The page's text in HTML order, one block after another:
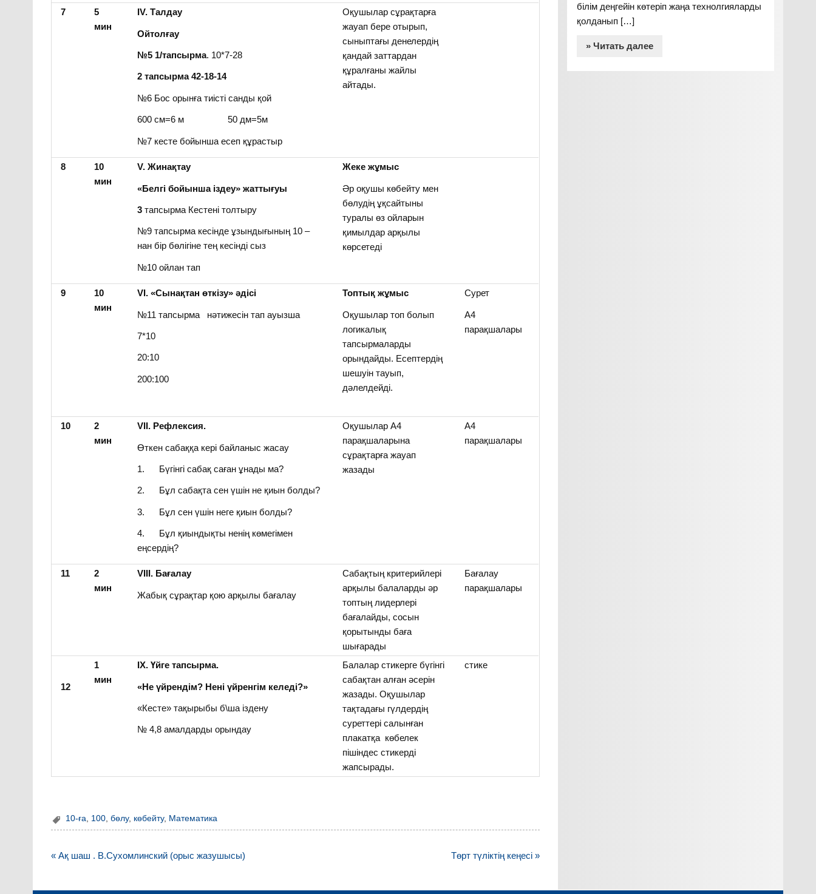
7
5
мин
IV. Талдау
Ойтолғау
№5 1/тапсырма. 10*7-28
2 тапсырма 42-18-14
№6 Бос орынға тиісті санды қой
600 см=6 м 50 дм=5м
№7 кесте бойынша есеп құрастыр
Оқушылар сұрақтарға
жауап бере отырып,
сыныптағы денелердің
қандай заттардан
құралғаны жайлы
айтады.
8
10
мин
V. Жинақтау
«Белгі бойынша іздеу» жаттығуы
3 тапсырма Кестені толтыру
№9 тапсырма кесінде ұзындығының 10 –
нан бір бөлігіне тең кесінді сыз
№10 ойлан тап
Жеке жұмыс
Әр оқушы көбейту мен
бөлудің ұқсайтыны
туралы өз ойларын
қимылдар арқылы
көрсетеді
9
10
мин
VІ. «Сынақтан өткізу» әдісі
№11 тапсырма нәтижесін тап ауызша
7*10
20:10
200:100
Топтық жұмыс
Оқушылар топ болып
логикалық
тапсырмаларды
орындайды. Есептердің
шешуін тауып,
дәлелдейді.
Сурет
А4
парақшалары
10
2
мин
VІІ. Рефлексия.
Өткен сабаққа кері байланыс жасау
1. Бүгінгі сабақ саған ұнады ма?
2. Бұл сабақта сен үшін не қиын болды?
3. Бұл сен үшін неге қиын болды?
4. Бұл қиындықты ненің көмегімен
еңсердің?
Оқушылар А4
парақшаларына
сұрақтарға жауап
жазады
А4
парақшалары
11
2
мин
VІІІ. Бағалау
Жабық сұрақтар қою арқылы бағалау
Сабақтың критерийлері
арқылы балаларды әр
топтың лидерлері
бағалайды, сосын
қорытынды баға
шығарады
Бағалау
парақшалары
12
1
мин
ІХ. Үйге тапсырма.
«Не үйрендім? Нені үйренгім келеді?»
«Кесте» тақырыбы б\ша іздену
№ 4,8 амалдарды орындау
Балалар стикерге бүгінгі
сабақтан алған әсерін
жазады. Оқушылар
тақтадағы гүлдердің
суреттері салынған
плакатқа көбелек
пішіндес стикерді
жапсырады.
стике
10-ға, 100,бөлу, көбейту, Математика
Навигация
« Ақ шаш . В.Сухомлинский (орыс жазушысы) Төрт түліктің кеңесі »
білім деңгейін көтеріп жаңа технолгияларды
қолданып […]
» Читать далее